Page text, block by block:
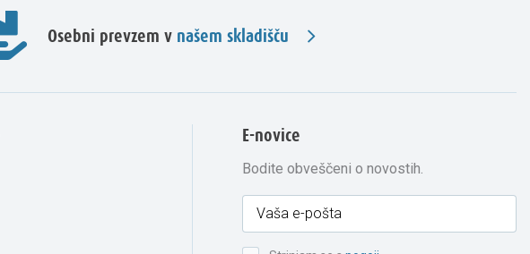
Osebni prevzem v našem skladišču
E-novice
Bodite obveščeni o novostih.